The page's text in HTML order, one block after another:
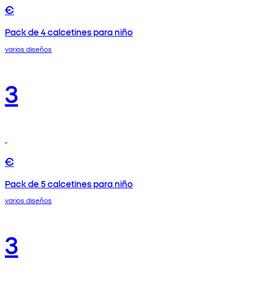
€
Pack de 4 calcetines para niño
varios diseños
3
€
Pack de 5 calcetines para niño
varios diseños
3